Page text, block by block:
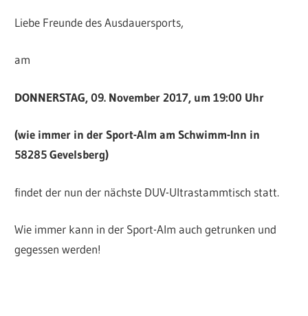
Liebe Freunde des Ausdauersports,
am
DONNERSTAG, 09. November 2017, um 19:00 Uhr
(wie immer in der Sport-Alm am Schwimm-Inn in
58285 Gevelsberg)
findet der nun der nächste DUV-Ultrastammtisch statt.
Wie immer kann in der Sport-Alm auch getrunken und
gegessen werden!